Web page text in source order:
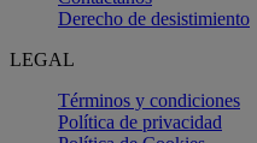
Derecho de desistimiento
LEGAL
Términos y condiciones
Política de privacidad